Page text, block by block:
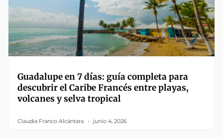
Guadalupe en 7 días: guía completa para
descubrir el Caribe Francés entre playas,
volcanes y selva tropical
Claudia Franco Alcántara junio 4, 2026